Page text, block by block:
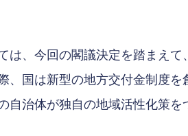
は、今回の閣議決定を踏まえ
国は新型の地方交付金制度
自治体が独自の地域活性化策